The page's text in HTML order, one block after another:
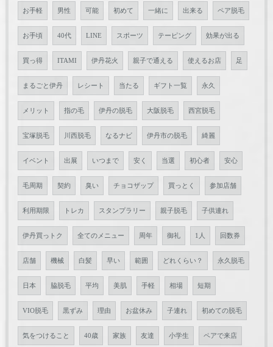
お手軽 男性 可能 初めて 一緒に 出来る ペア脱毛
お手頃 40代 LINE スポーツ テーピング 効果が出る
買っ得 ITAMI 伊丹花火 親子で通える 使えるお店 足
まるごと伊丹 レシート 当たる ギフト一覧 永久
メリット 指の毛 伊丹の脱毛 大阪脱毛 西宮脱毛
宝塚脱毛 川西脱毛 なるナビ 伊丹市の脱毛 綺麗
イベント 出展 いつまで 安く 当選 初心者 安心
毛周期 契約 臭い チョコザップ 買っとく 参加店舗
利用期限 トレカ スタンプラリー 親子脱毛 子供連れ
伊丹買っトク 全てのメニュー 周年 御礼 1人 回数券
店舗 機械 白髪 早い 範囲 どれくらい？ 永久脱毛
日本 脇脱毛 平均 美肌 手軽 相場 短期
VIO脱毛 黒ずみ 理由 お盆休み 子連れ 初めての脱毛
気をつけること 40歳 家族 友達 小学生 ペアで来店